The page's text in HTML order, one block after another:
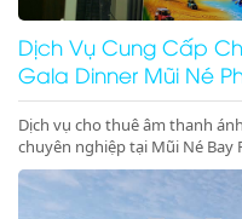
Dịch Vụ Cung Cấp
Gala Dinner Mũi Né
Dịch vụ cho thuê âm thanh
chuyên nghiệp tại Mũi Né Bay
Ninh Chữ, Vĩnh Hy. Thiết bị